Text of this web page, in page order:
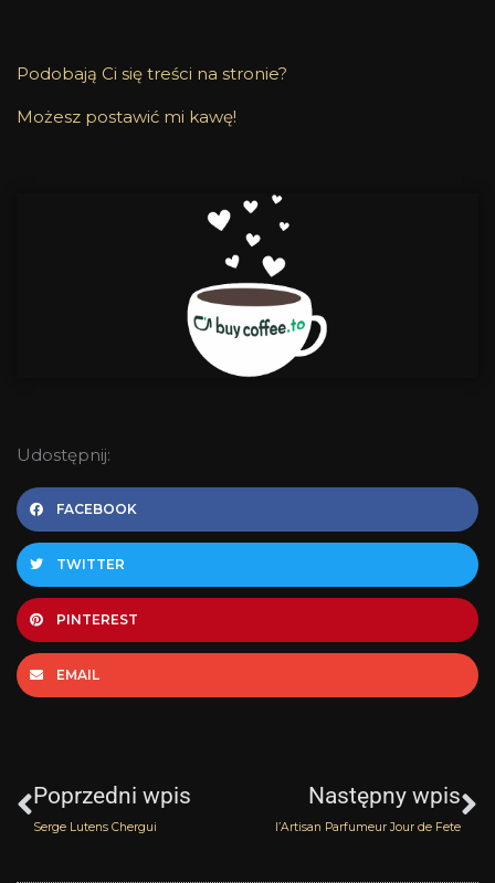
Podobają Ci się treści na stronie?
Możesz postawić mi kawę!
Udostępnij:
FACEBOOK
TWITTER
PINTEREST
EMAIL
Poprzedni wpis
Serge Lutens Chergui
Następny wpis
l’Artisan Parfumeur Jour de Fete